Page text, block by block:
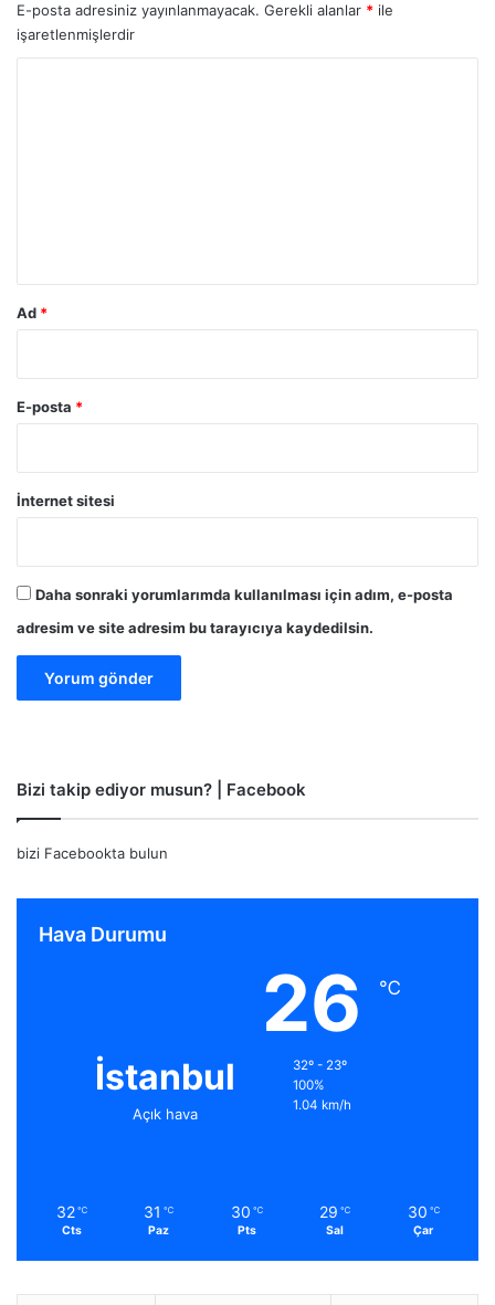
E-posta adresiniz yayınlanmayacak. Gerekli alanlar * ile
işaretlenmişlerdir
Ad *
E-posta *
İnternet sitesi
Daha sonraki yorumlarımda kullanılması için adım, e-posta
adresim ve site adresim bu tarayıcıya kaydedilsin.
Bizi takip ediyor musun? | Facebook
bizi Facebookta bulun
Hava Durumu
İstanbul
Açık hava
26 ℃
32º - 23º
100%
1.04 km/h
32 ℃
Cts
31 ℃
Paz
30 ℃
Pts
29 ℃
Sal
30 ℃
Çar